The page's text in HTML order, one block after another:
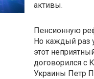
активы.
Пенсионную
Но каждый раз
этот
договорился с
Украины Петр